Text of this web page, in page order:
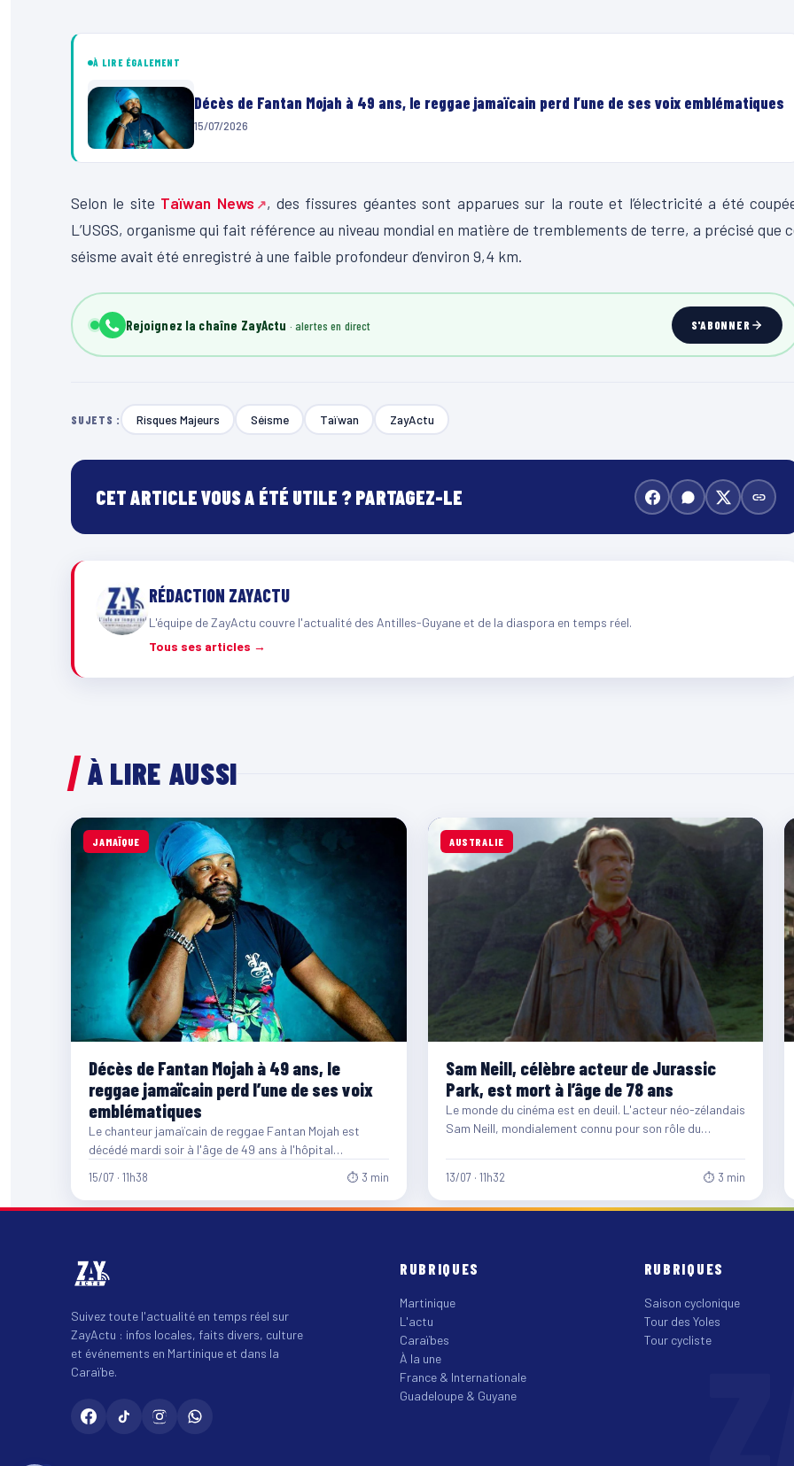
À LIRE ÉGALEMENT
Décès de Fantan Mojah à 49 ans, le reggae jamaïcain perd l’une de ses voix emblématiques
15/07/2026
Selon le site Taïwan News
, des fissures géantes sont apparues sur la route et l’électricité a été
L’USGS, organisme qui fait référence au niveau mondial en matière de tremblements de terre, a précisé que
séisme avait été enregistré à une faible profondeur d’environ 9,4 km.
Rejoignez la chaîne ZayActu S'ABONNER
SUJETS : Risques Majeurs Séisme Taïwan ZayActu
CET ARTICLE VOUS A ÉTÉ UTILE ? PARTAGEZ-LE
RÉDACTION ZAYACTU
L'équipe de ZayActu couvre l'actualité des Antilles-Guyane et de la diaspora en temps réel.
Tous ses articles →
À LIRE AUSSI
JAMAÏQUE
Décès de Fantan Mojah à 49 ans, le
reggae jamaïcain perd l’une de ses voix
emblématiques
Le chanteur jamaïcain de reggae Fantan Mojah est
décédé mardi soir à l'âge de 49 ans à l'hôpital…
15/07 · 11h38 ⏱ 3 min
AUSTRALIE
Sam Neill, célèbre acteur de Jurassic
Park, est mort à l’âge de 78 ans
Le monde du cinéma est en deuil. L'acteur néo-zélandais
Sam Neill, mondialement connu pour son rôle du
13/07 · 11h32 ⏱ 3 min
Suivez toute l'actualité en temps réel sur
ZayActu : infos locales, faits divers, culture
et événements en Martinique et dans la
Caraïbe.
RUBRIQUES
Martinique
L'actu
Caraïbes
À la une
France & Internationale
Guadeloupe & Guyane
RUBRIQUES
Saison cyclonique
Tour des Yoles
Tour cycliste